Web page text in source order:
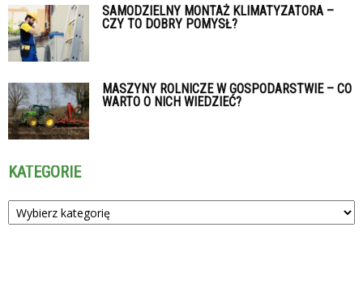
SAMODZIELNY MONTAŻ KLIMATYZATORA –
CZY TO DOBRY POMYSŁ?
MASZYNY ROLNICZE W GOSPODARSTWIE – CO
WARTO O NICH WIEDZIEĆ?
KATEGORIE
Kategorie